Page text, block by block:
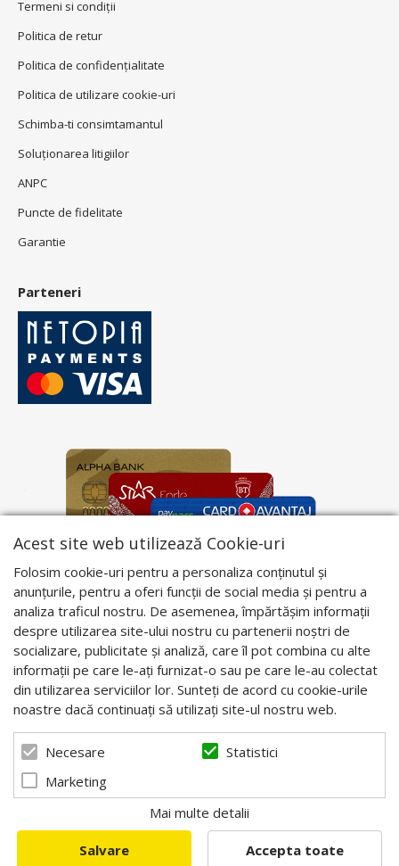
Termeni si condiţii
Politica de retur
Politica de confidenţialitate
Politica de utilizare cookie-uri
Schimba-ti consimtamantul
Soluționarea litigiilor
ANPC
Puncte de fidelitate
Garantie
Parteneri
Acest site web utilizează Cookie-uri
Folosim cookie-uri pentru a personaliza conținutul și
anunțurile, pentru a oferi funcții de social media și pentru a
analiza traficul nostru. De asemenea, împărtășim informații
despre utilizarea site-ului nostru cu partenerii noștri de
socializare, publicitate și analiză, care îl pot combina cu alte
informații pe care le-ați furnizat-o sau pe care le-au colectat
din utilizarea serviciilor lor. Sunteți de acord cu cookie-urile
noastre dacă continuați să utilizați site-ul nostru web.
Necesare
Statistici
Marketing
Mai multe detalii
Salvare Accepta toate
© 2026 Apis Blaj - Utilaje apicole. Powered byblugento